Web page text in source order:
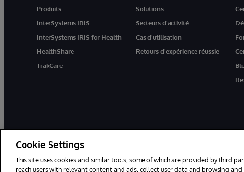
Produits
InterSystems IRIS
InterSystems IRIS for Health
HealthShare
TrakCare
Solutions
Secteurs d'activité
Cas d'utilisation
Retours d'expérience réussie
Cookie Settings
This site uses cookies and similar tools, some of which are provided by third
reach users with relevant content and ads, collect user data and browsing